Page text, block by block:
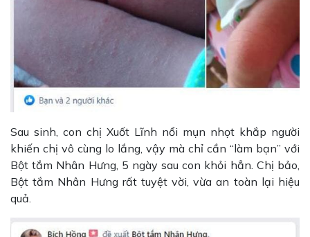
Sau sinh, con chị Xuốt Lĩnh nổi mụn nhọt khắp người
khiến chị vô cùng lo lắng, vậy mà chỉ cần “làm bạn” với
Bột tắm Nhân Hưng, 5 ngày sau con khỏi hẳn. Chị bảo,
Bột tắm Nhân Hưng rất tuyệt vời, vừa an toàn lại hiệu
quả.